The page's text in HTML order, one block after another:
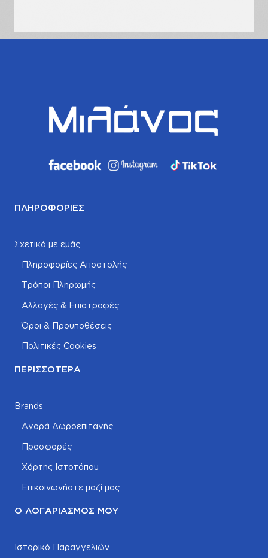
ΠΛΗΡΟΦΟΡΊΕΣ
Σχετικά με εμάς
Πληροφορίες Αποστολής
Τρόποι Πληρωμής
Αλλαγές & Επιστροφές
Όροι & Προυποθέσεις
Πολιτικές Cookies
ΠΕΡΙΣΣΌΤΕΡΑ
Brands
Αγορά Δωροεπιταγής
Προσφορές
Χάρτης Ιστοτόπου
Επικοινωνήστε μαζί μας
Ο ΛΟΓΑΡΙΑΣΜΌΣ ΜΟΥ
Ιστορικό Παραγγελιών